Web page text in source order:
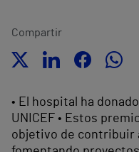
Compartir
• El hospital ha
UNICEF • Estos
objetivo de contribuir